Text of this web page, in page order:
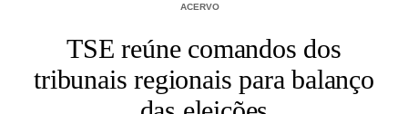
ACERVO
TSE reúne comandos dos
tribunais regionais para balanço